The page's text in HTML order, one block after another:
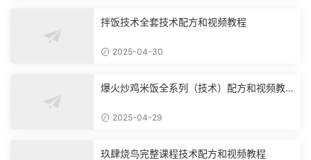
拌饭技术全套技术配方和视频教程
2025-04-30
爆火炒鸡米饭全系列（技术）配方和视频教
2025-04-29
玖肆烧鸟完整课程技术配方和视频教程